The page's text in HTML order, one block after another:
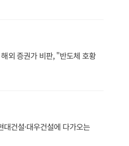
외 증권가 비판, "반도체 호황
건설·대우건설에 다가오는